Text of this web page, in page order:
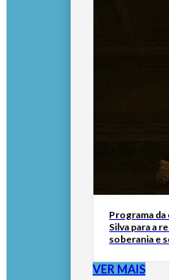
Programa da
Silva para a
soberania e
VER MAIS